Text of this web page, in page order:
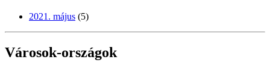
2021. május (5)
Városok-országok